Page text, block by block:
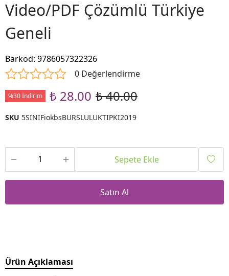
Video/PDF Çözümlü Türkiye
Geneli
Barkod: 9786057322326
0 Değerlendirme
%30 İndirim ₺ 28.00 ₺ 40.00
SKU 5SINIFiokbsBURSLULUKTIPKI2019
Sepete Ekle
Satın Al
Ürün Açıklaması